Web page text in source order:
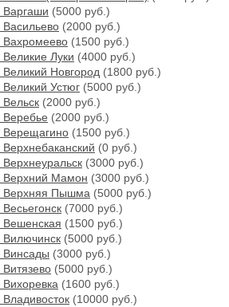
Варгаши (5000 руб.)
Васильево (2000 руб.)
Вахромеево (1500 руб.)
Великие Луки (4000 руб.)
Великий Новгород (1800 руб.)
Великий Устюг (5000 руб.)
Вельск (2000 руб.)
Веребье (2000 руб.)
Верещагино (1500 руб.)
Верхнебаканский (0 руб.)
Верхнеуральск (3000 руб.)
Верхний Мамон (3000 руб.)
Верхняя Пышма (5000 руб.)
(7000 руб.)
Вешенская (1500 руб.)
Вилючинск (5000 руб.)
Винсады (3000 руб.)
Витязево (5000 руб.)
Вихоревка (1600 руб.)
Владивосток (10000 руб.)